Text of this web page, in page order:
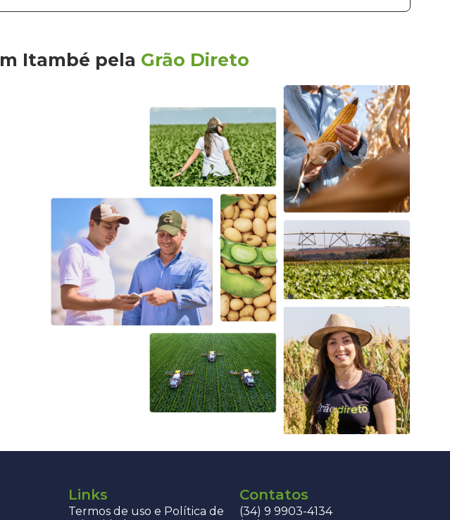
Itambé pela Grão Direto
Links
Termos de uso e Política de
Contatos
(34) 9 9903-4134